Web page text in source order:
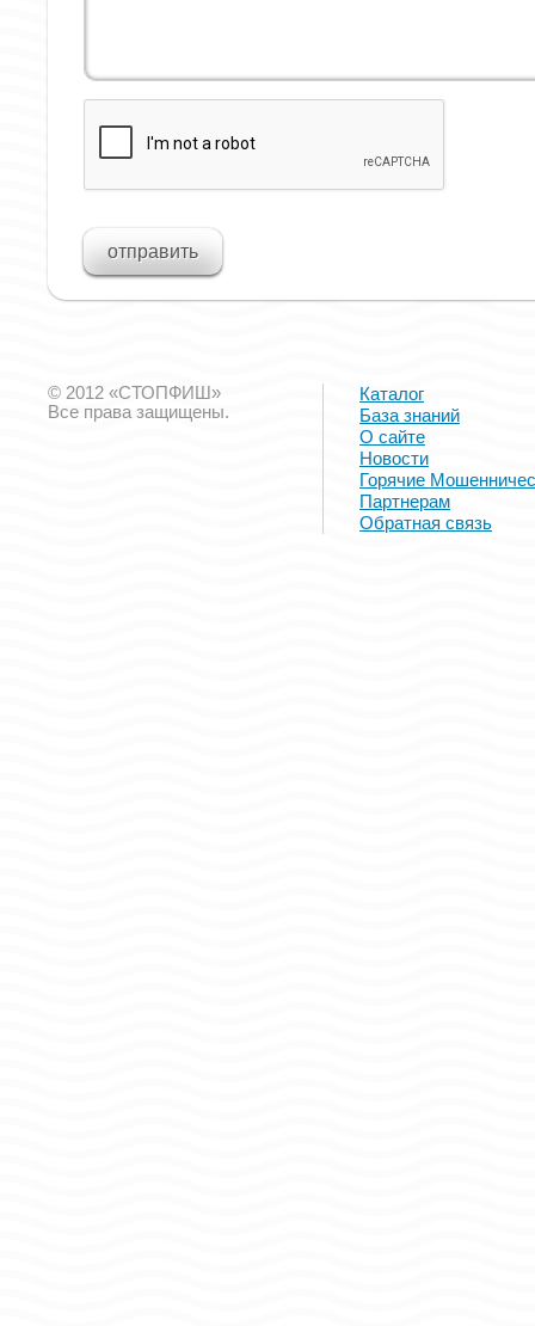
© 2012 «СТОПФИШ»
Все права защищены.
Каталог
База знаний
О сайте
Новости
Горячие
Партнерам
Обратная связь